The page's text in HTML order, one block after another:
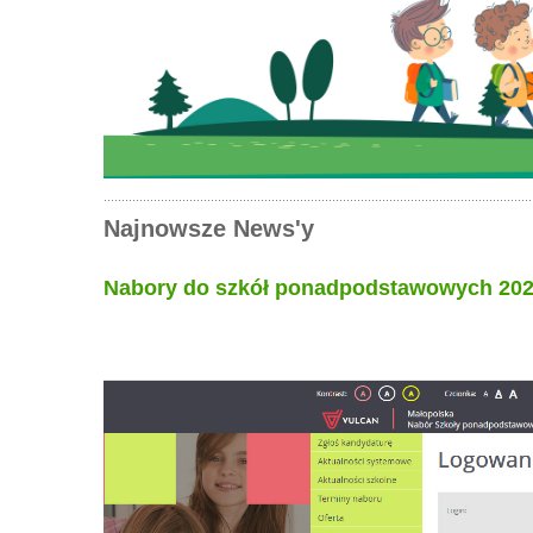
Najnowsze News'y
Nabory do szkół ponadpodstawowych